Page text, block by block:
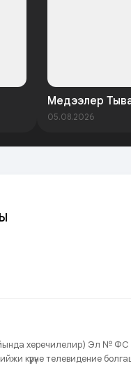
Медээлер
05.08.2026
херечилелир) Эл №
күрүне телевидение